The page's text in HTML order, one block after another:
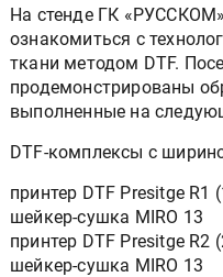
На стенде ГК
ознакомиться с
ткани методом DTF.
продемонстрированы
выполненные на
DTF-комплексы с
принтер DTF Presitge R1
шейкер-сушка MIRO 13
принтер DTF Presitge R2
шейкер-сушка MIRO 13